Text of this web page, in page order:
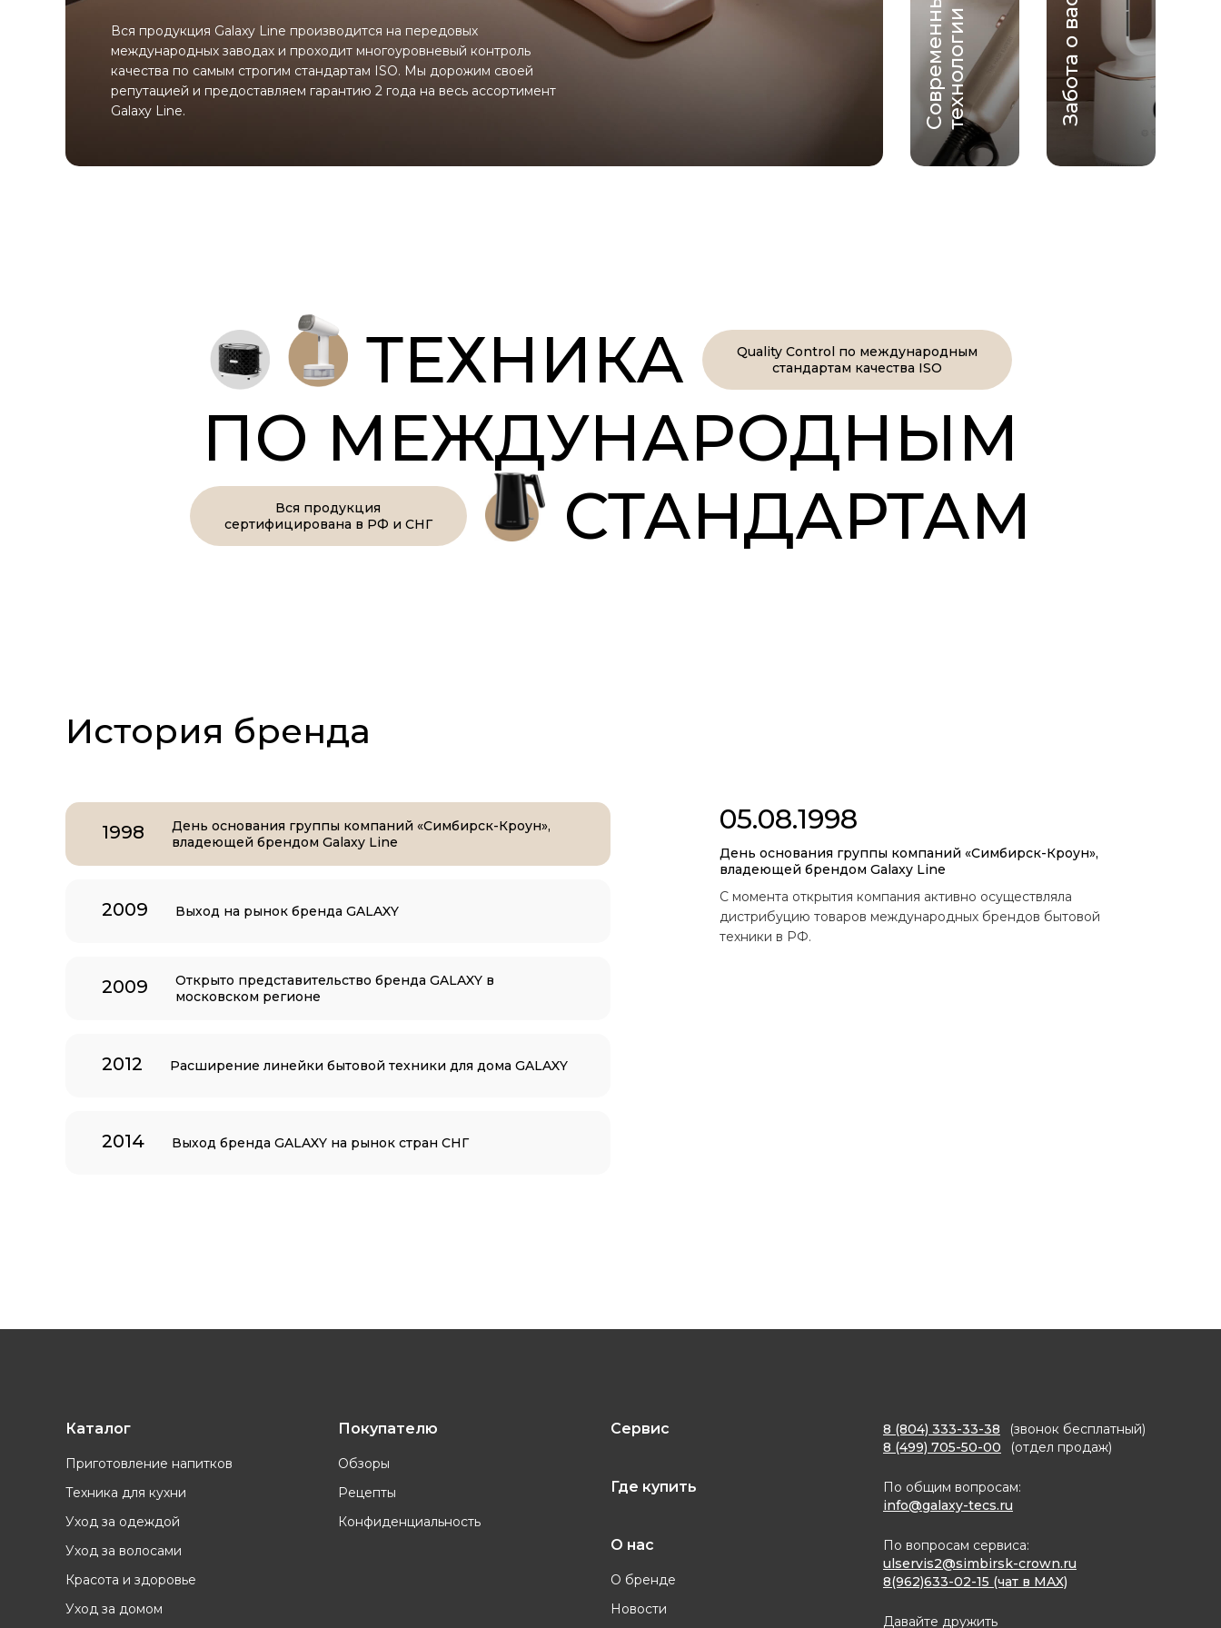
Вся продукция Galaxy Line производится на передовых
международных заводах и проходит многоуровневый контроль
качества по самым строгим стандартам ISO. Мы дорожим своей
репутацией и предоставляем гарантию 2 года на весь ассортимент
Galaxy Line.
Современныетехнологии Забота о вас
ТЕХНИКА
Quality Control по международным
стандартам качества ISO
ПО МЕЖДУНАРОДНЫМ
Вся продукция
сертифицирована в РФ и СНГ
СТАНДАРТАМ
История бренда
1998
День основания группы компаний «Симбирск-Кроун»,
владеющей брендом Galaxy Line
2009 Выход на рынок бренда GALAXY
2009
Открыто представительство бренда GALAXY в
московском регионе
2012 Расширение линейки бытовой техники для дома GALAXY
2014 Выход бренда GALAXY на рынок стран СНГ
2021 Ребрендинг и появление бренда Galaxy Line
2022
05.08.1998
День основания группы компаний «Симбирск-Кроун»,
владеющей брендом Galaxy Line
С момента открытия компания активно осуществляла
дистрибуцию товаров международных брендов бытовой
техники в РФ.
Каталог
Приготовление напитков
Техника для кухни
Уход за одеждой
Уход за волосами
Красота и здоровье
Уход за домом
Покупателю
Обзоры
Рецепты
Конфиденциальность
Сервис
Где купить
О нас
О бренде
Новости
8 (804) 333-33-38
(звонок бесплатный)
8 (499) 705-50-00
(отдел продаж)
По общим вопросам:
info@galaxy-tecs.ru
По вопросам сервиса:
ulservis2@simbirsk-crown.ru
8(962)633-02-15 (чат в MAX)
Давайте дружить